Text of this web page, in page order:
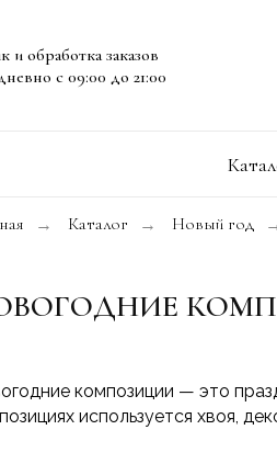
и обработка заказов
с 09:00 до 21:00
→ Каталог → Новый год
композиции — это
используется хвоя,